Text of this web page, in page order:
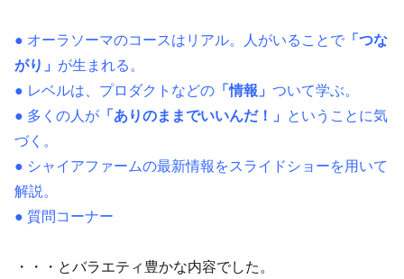
● オーラソーマのコースはリアル。人がいることで 「つな
がり」 が生まれる。
● レベルは、プロダクトなどの 「情報」ついて学ぶ。
● 多くの人が 「ありのままでいいんだ！」 ということに気
づく。
● シャイアファームの最新情報をスライドショーを用いて
解説。
● 質問コーナー
・・・とバラエティ豊かな内容でした。